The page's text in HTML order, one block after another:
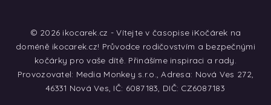
© 2026 ikocarek.cz - Vítejte v časopise iKočárek na
doméně ikocarek.cz! Průvodce rodičovstvím a bezpečnými
kočárky pro vaše dítě. Přinášíme inspiraci a rady.
Provozovatel: Media Monkey s.r.o., Adresa: Nová Ves 272,
46331 Nová Ves, IČ: 6087183, DIČ: CZ6087183